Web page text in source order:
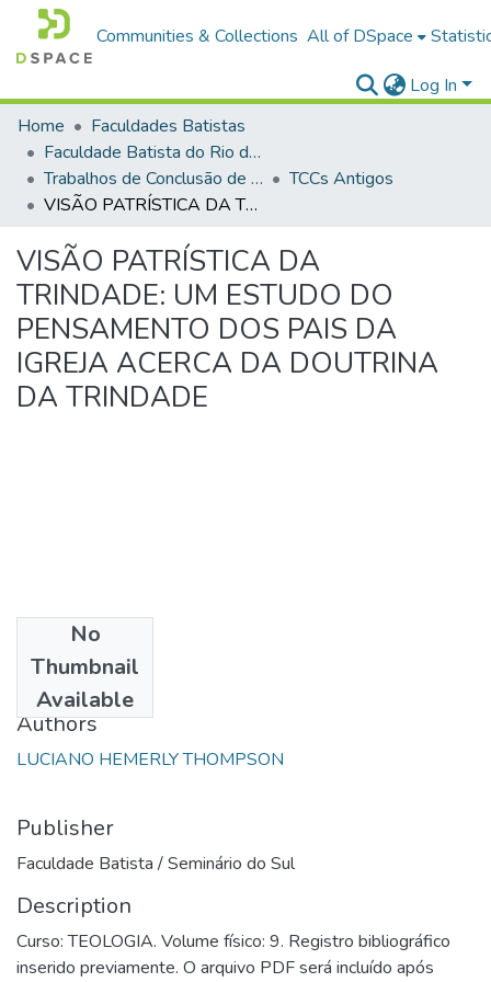
Communities & Collections All of DSpace
Log In
Home
Faculdades Batistas
Faculdade Batista do Rio de Janeiro (FABAT-RJ)
Trabalhos de Conclusão de Curso (TCC)
TCCs Antigos
VISÃO PATRÍSTICA DA TRINDADE: UM ESTUDO DO PENSAMENTO DOS PAIS DA IGREJA ACERCA DA DOUTRINA DA TRINDADE
VISÃO PATRÍSTICA DA
TRINDADE: UM ESTUDO DO
PENSAMENTO DOS PAIS DA
IGREJA ACERCA DA DOUTRINA
DA TRINDADE
No
Thumbnail
Available
1992
Authors
LUCIANO HEMERLY THOMPSON
Publisher
Faculdade Batista / Seminário do Sul
Description
Curso: TEOLOGIA. Volume físico: 9. Registro bibliográfico
inserido previamente. O arquivo PDF será incluído após